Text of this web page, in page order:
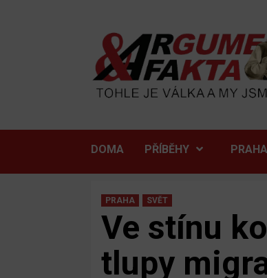
DOMA PŘÍBĚHY PRAHA
PRAHA SVĚT
Ve stínu
tlupy